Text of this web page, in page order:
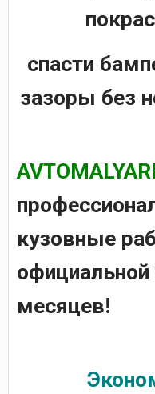
спасти
зазоры без
кузовные
официальной
месяцев!